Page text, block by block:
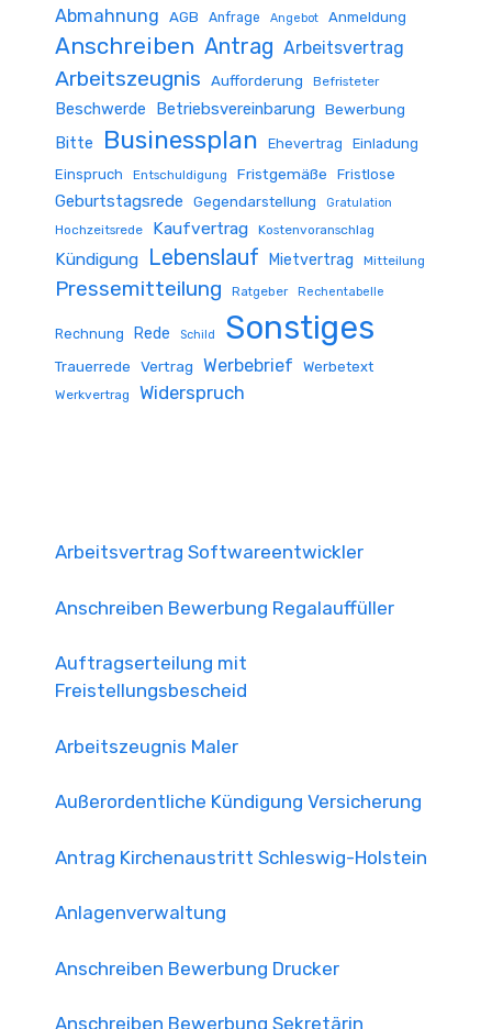
Abmahnung AGB Anfrage Angebot Anmeldung
Anschreiben Antrag Arbeitsvertrag
Arbeitszeugnis Aufforderung Befristeter
Beschwerde Betriebsvereinbarung Bewerbung
Bitte Businessplan Ehevertrag
Einladung
Einspruch
Entschuldigung Fristgemäße Fristlose
Geburtstagsrede Gegendarstellung Gratulation
Hochzeitsrede Kaufvertrag Kostenvoranschlag
Kündigung Lebenslauf Mietvertrag Mitteilung
Pressemitteilung Ratgeber Rechentabelle
Rechnung Rede Schild Sonstiges
Trauerrede Vertrag Werbebrief Werbetext
Werkvertrag Widerspruch
Arbeitsvertrag Softwareentwickler
Anschreiben Bewerbung Regalauffüller
Auftragserteilung mit
Freistellungsbescheid
Arbeitszeugnis Maler
Außerordentliche Kündigung Versicherung
Antrag Kirchenaustritt Schleswig-Holstein
Anlagenverwaltung
Anschreiben Bewerbung Drucker
Anschreiben Bewerbung Sekretärin